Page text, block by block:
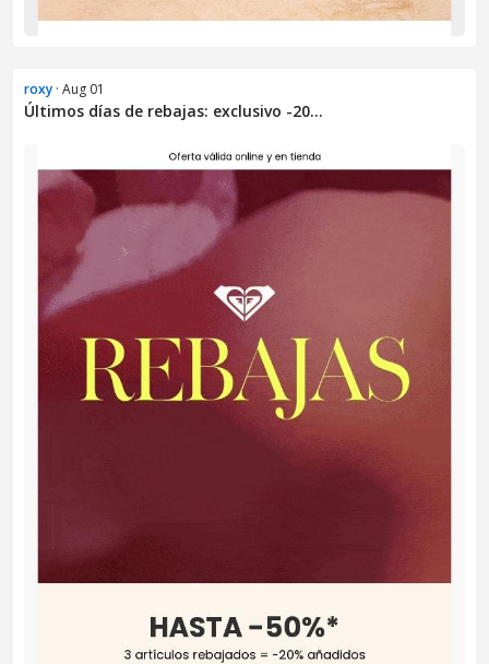
roxy · Aug 01
Últimos días de rebajas: exclusivo -20...